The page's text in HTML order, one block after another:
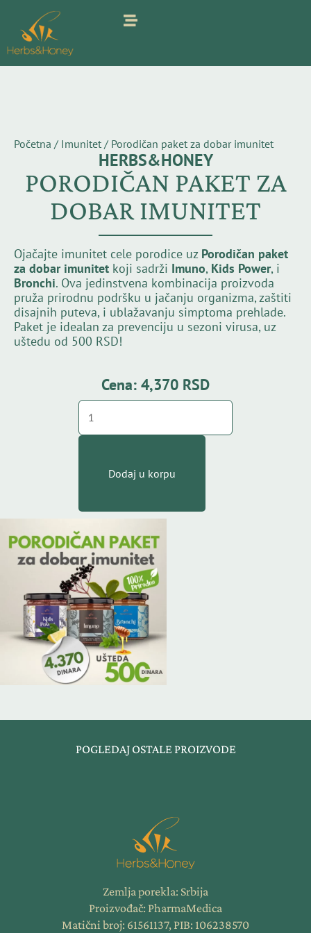
sadržaj
Početna / Imunitet / Porodičan paket za dobar imunitet
HERBS&HONEY
PORODIČAN PAKET ZA
DOBAR IMUNITET
Ojačajte imunitet cele porodice uz Porodičan paket
za dobar imunitet koji sadrži Imuno, Kids Power, i
Bronchi. Ova jedinstvena kombinacija proizvoda
pruža prirodnu podršku u jačanju organizma, zaštiti
disajnih puteva, i ublažavanju simptoma prehlade.
Paket je idealan za prevenciju u sezoni virusa, uz
uštedu od 500 RSD!
Cena: 4,370 RSD
Porodičan
paket
za
imunitetDodaj u korpu
POGLEDAJ OSTALE PROIZVODE
Zemlja porekla: Srbija
Proizvođač: PharmaMedica
Matični broj: 61561137, PIB: 106238570